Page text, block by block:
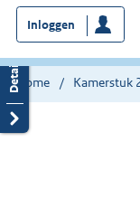
bent
nu
hier:
Inloggen
Home Kamerstuk